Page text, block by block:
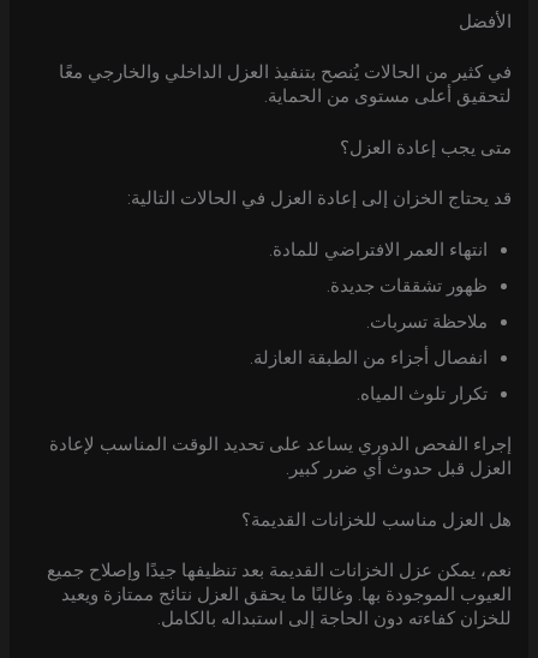
الأفضل
في كثير من الحالات يُنصح بتنفيذ العزل الداخلي والخارجي معًا
لتحقيق أعلى مستوى من الحماية.
متى يجب إعادة العزل؟
قد يحتاج الخزان إلى إعادة العزل في الحالات التالية:
انتهاء العمر الافتراضي للمادة.
ظهور تشققات جديدة.
ملاحظة تسربات.
انفصال أجزاء من الطبقة العازلة.
تكرار تلوث المياه.
إجراء الفحص الدوري يساعد على تحديد الوقت المناسب لإعادة
العزل قبل حدوث أي ضرر كبير.
هل العزل مناسب للخزانات القديمة؟
نعم، يمكن عزل الخزانات القديمة بعد تنظيفها جيدًا وإصلاح جميع
العيوب الموجودة بها. وغالبًا ما يحقق العزل نتائج ممتازة ويعيد
للخزان كفاءته دون الحاجة إلى استبداله بالكامل.